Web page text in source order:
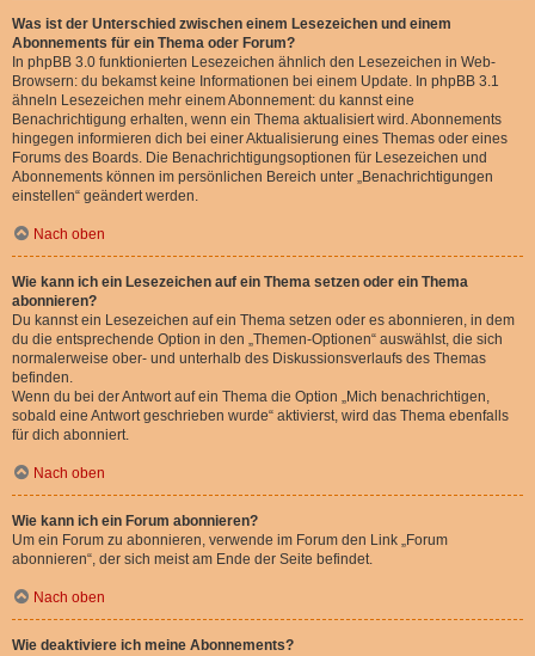
Was ist der Unterschied zwischen einem Lesezeichen und einem
Abonnements für ein Thema oder Forum?
In phpBB 3.0 funktionierten Lesezeichen ähnlich den Lesezeichen in Web-
Browsern: du bekamst keine Informationen bei einem Update. In phpBB 3.1
ähneln Lesezeichen mehr einem Abonnement: du kannst eine
Benachrichtigung erhalten, wenn ein Thema aktualisiert wird. Abonnements
hingegen informieren dich bei einer Aktualisierung eines Themas oder eines
Forums des Boards. Die Benachrichtigungsoptionen für Lesezeichen und
Abonnements können im persönlichen Bereich unter „Benachrichtigungen
einstellen“ geändert werden.
Nach oben
Wie kann ich ein Lesezeichen auf ein Thema setzen oder ein Thema
abonnieren?
Du kannst ein Lesezeichen auf ein Thema setzen oder es abonnieren, in dem
du die entsprechende Option in den „Themen-Optionen“ auswählst, die sich
normalerweise ober- und unterhalb des Diskussionsverlaufs des Themas
befinden.
Wenn du bei der Antwort auf ein Thema die Option „Mich benachrichtigen,
sobald eine Antwort geschrieben wurde“ aktivierst, wird das Thema ebenfalls
für dich abonniert.
Nach oben
Wie kann ich ein Forum abonnieren?
Um ein Forum zu abonnieren, verwende im Forum den Link „Forum
abonnieren“, der sich meist am Ende der Seite befindet.
Nach oben
Wie deaktiviere ich meine Abonnements?